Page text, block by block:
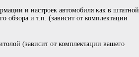
и настроек автомобиля как в штатной
обзора и т.п. (зависит от комплектации
(зависит от комплектации вашего